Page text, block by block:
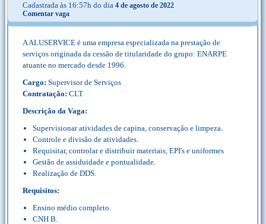
Cadastrada às 16:57h do dia 4 de agosto de 2022
Comentar vaga
A ALUSERVICE é uma empresa especializada na prestação de
serviços originada da cessão de titularidade do grupo: ENARPE
atuante no mercado desde 1996.
Cargo: Supervisor de Serviços
Contratação: CLT
Descrição da Vaga:
Supervisionar atividades de capina, conservação e limpeza.
Controle e divisão de atividades.
Requisitar, controlar e distribuir materiais, EPI's e uniformes
Gestão de assiduidade e pontualidade.
Realização de DDS.
Requisitos:
Ensino médio completo.
CNH B.